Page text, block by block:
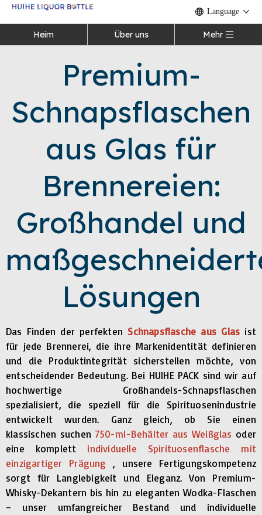
Language
Heim Über uns Mehr
Premium-
Schnapsflaschen
aus Glas für
Brennereien:
Großhandel und
Lösungen
Das Finden der perfekten Schnapsflasche aus Glas ist
für jede Brennerei, die ihre Markenidentität definieren
und die Produktintegrität sicherstellen möchte, von
entscheidender Bedeutung. Bei HUIHE PACK sind wir auf
hochwertige Großhandels-Schnapsflaschen
spezialisiert, die speziell für die Spirituosenindustrie
entwickelt wurden. Ganz gleich, ob Sie einen
klassischen suchen750-ml-Behälter aus Weißglas oder
eine komplett individuelle Spirituosenflasche mit
einzigartiger Prägung , unsere Fertigungskompetenz
sorgt für Langlebigkeit und Eleganz. Von Premium-
Whisky-Dekantern bis hin zu eleganten Wodka-Flaschen
– unser umfangreicher Bestand und individuelle